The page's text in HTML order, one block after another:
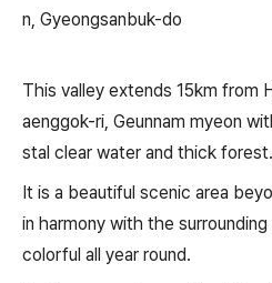
n, Gyeongsanbuk-do
This valley extends 15km from
aenggok-ri, Geunnam myeon
stal clear water and thick forest.
It is a beautiful scenic area
in harmony with the
colorful all year round.